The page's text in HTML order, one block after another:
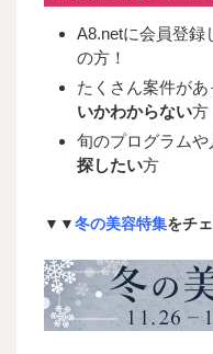
A8.netに会員登録
の方！
たくさん案件があ
いかわからない方
旬のプログラムや
探したい方
▼▼冬の美容特集をチ